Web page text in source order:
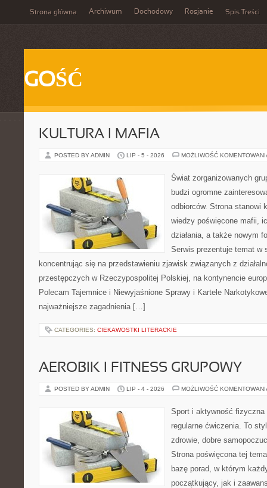
Strona główna Archiwum Dochodowy Rosjanie Spis Treści
GOŚĆ
KULTURA I MAFIA
POSTED BY ADMIN LIP - 5 - 2026 MOŻLIWOŚĆ
Świat zorganizowanych
budzi ogromne
odbiorców. Strona stanowi
wiedzy poświęcone mafii,
działania, a także nowym
Serwis prezentuje temat w
koncentrując się na przedstawieniu zjawisk związanych z
przestępczych w Rzeczypospolitej Polskiej, na kontynencie
Polecam Tajemnice i Niewyjaśnione Sprawy i Kartele
najważniejsze zagadnienia […]
CATEGORIES: CIEKAWOSTKI LITERACKIE
AEROBIK I FITNESS GRUPOWY
POSTED BY ADMIN LIP - 4 - 2026 MOŻLIWOŚĆ
Sport i aktywność
regularne ćwiczenia. To
zdrowie, dobre
Strona poświęcona tej
bazę porad, w którym
początkujący, jak i